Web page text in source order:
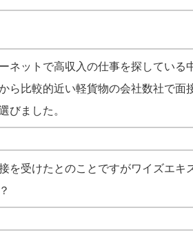
ネットで高収入の仕事を探している
ら比較的近い軽貨物の会社数社で面
びました。
を受けたとのことですがワイズエキ